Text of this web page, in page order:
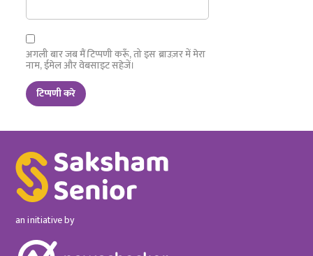
अगली बार जब मैं टिप्पणी करूँ, तो इस ब्राउज़र में मेरा
नाम, ईमेल और वेबसाइट सहेजें।
an initiative by